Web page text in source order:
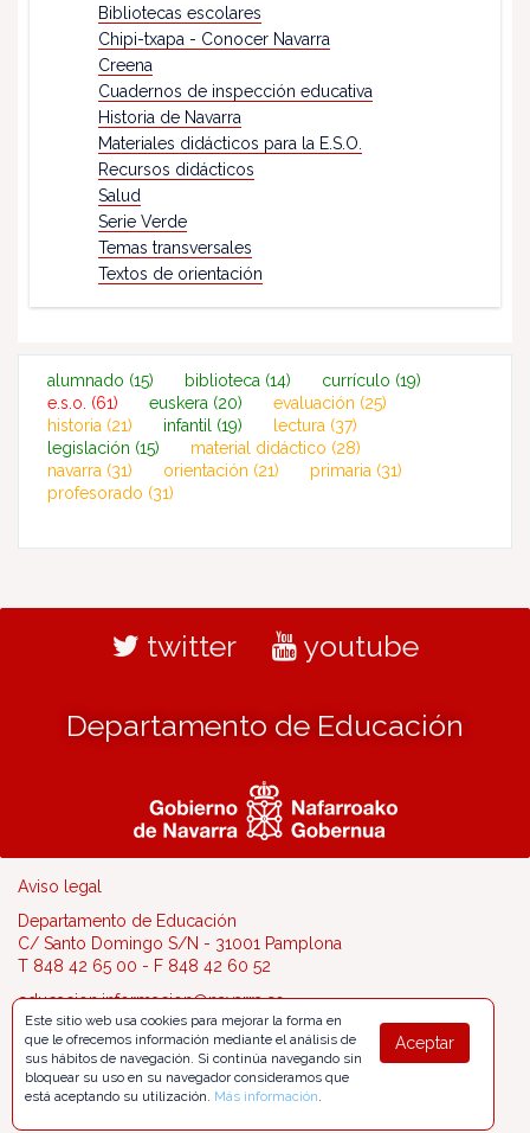
Bibliotecas escolares
Chipi-txapa - Conocer Navarra
Creena
Cuadernos de inspección educativa
Historia de Navarra
Materiales didácticos para la E.S.O.
Recursos didácticos
Salud
Serie Verde
Temas transversales
Textos de orientación
alumnado (15) biblioteca (14) currículo (19)
e.s.o. (61) euskera (20) evaluación (25)
historia (21) infantil (19) lectura (37)
legislación (15) material didáctico (28)
navarra (31) orientación (21) primaria (31)
profesorado (31)
twitter youtube
Departamento de Educación
Aviso legal
Departamento de Educación
C/ Santo Domingo S/N - 31001 Pamplona
T 848 42 65 00 - F 848 42 60 52
educacion.informacion@navarra.es
Aceptar
Este sitio web usa cookies para mejorar la forma en
que le ofrecemos información mediante el análisis de
sus hábitos de navegación. Si continúa navegando sin
bloquear su uso en su navegador consideramos que
está aceptando su utilización. Más información.